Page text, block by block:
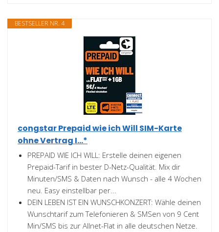
BESTSELLER NR. 4
congstar Prepaid wie ich Will SIM-Karte
ohne Vertrag I...*
PREPAID WIE ICH WILL: Erstelle deinen eigenen
Prepaid-Tarif in bester D-Netz-Qualität. Mix dir
Minuten/SMS & Daten nach Wunsch - alle 4 Wochen
neu. Easy einstellbar per...
DEIN LEBEN IST EIN WUNSCHKONZERT: Wähle deinen
Wunschtarif zum Telefonieren & SMSen von 9 Cent
Min/SMS bis zur Allnet-Flat in alle deutschen Netze.